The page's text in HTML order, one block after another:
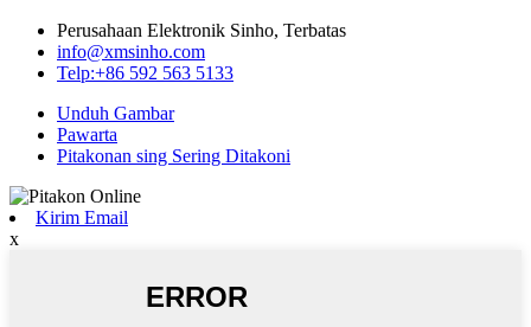
Perusahaan Elektronik Sinho, Terbatas
info@xmsinho.com
Telp:+86 592 563 5133
Unduh Gambar
Pawarta
Pitakonan sing Sering Ditakoni
Kirim Email
x